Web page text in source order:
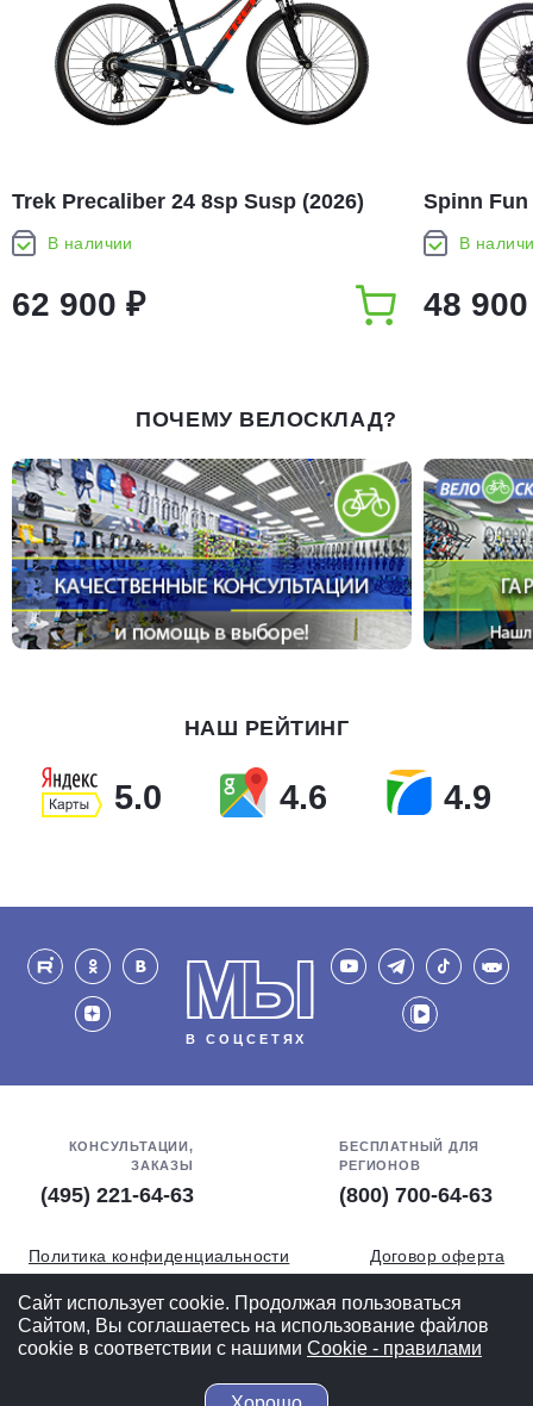
Trek Precaliber 24 8sp Susp (2026)
В наличии
62 900 ₽
Spinn Fun
В
48
ПОЧЕМУ ВЕЛОСКЛАД?
НАШ РЕЙТИНГ
5.0 4.6 4.9
МЫ
В СОЦСЕТЯХ
КОНСУЛЬТАЦИИ,
ЗАКАЗЫ
(495) 221-64-63
БЕСПЛАТНЫЙ ДЛЯ
РЕГИОНОВ
(800) 700-64-63
Политика конфиденциальности
Договор оферта
Обработка персональных данных
СОУТ
Полная версия
Сайт использует cookie. Продолжая пользоваться
Сайтом, Вы соглашаетесь на использование файлов
cookie в соответствии с нашими Cookiе - правилами